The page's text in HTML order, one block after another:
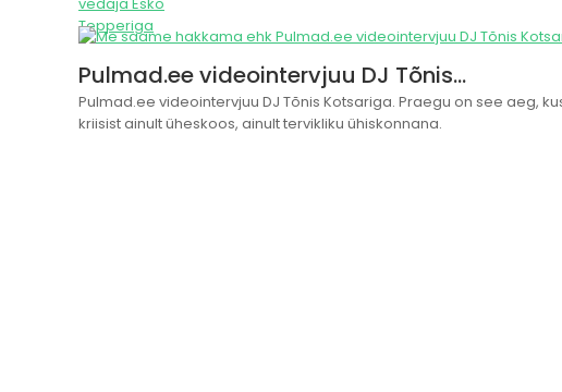
Pulmad.ee videointervjuu DJ Tõnis…
Pulmad.ee videointervjuu DJ Tõnis Kotsariga. Praegu on see aeg,
kriisist ainult üheskoos, ainult tervikliku ühiskonnana.